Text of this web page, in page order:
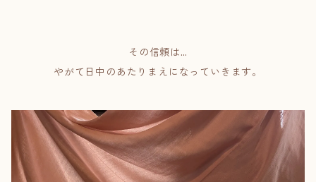
その信頼は…
やがて日中のあたりまえになっていきます。